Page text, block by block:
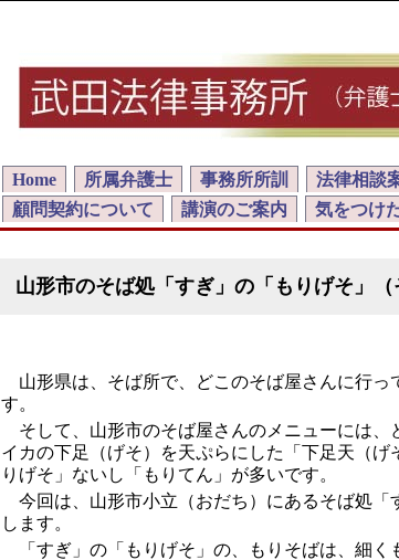
Home 所属弁護士 事務所所訓 法律相談
顧問契約について
講演のご案内 気をつけ
山形市のそば処「すぎ」の「もりげそ」（
山形県は、そば所で、どこのそば屋さんに行っ
す。
そして、山形市のそば屋さんのメニューには、
イカの下足（げそ）を天ぷらにした「下足天（げ
りげそ」ないし「もりてん」が多いです。
今回は、山形市小立（おだち）にあるそば処「
します。
「すぎ」の「もりげそ」の、もりそばは、細く